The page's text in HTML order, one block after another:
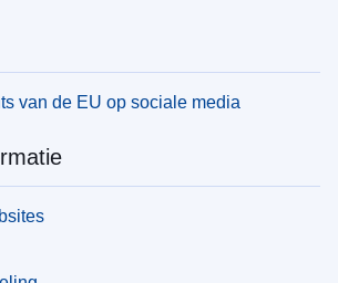
van de EU op sociale media